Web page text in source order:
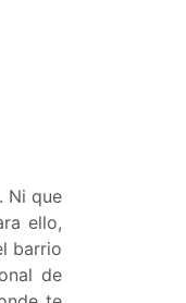
Ni que
ello,
barrio
de